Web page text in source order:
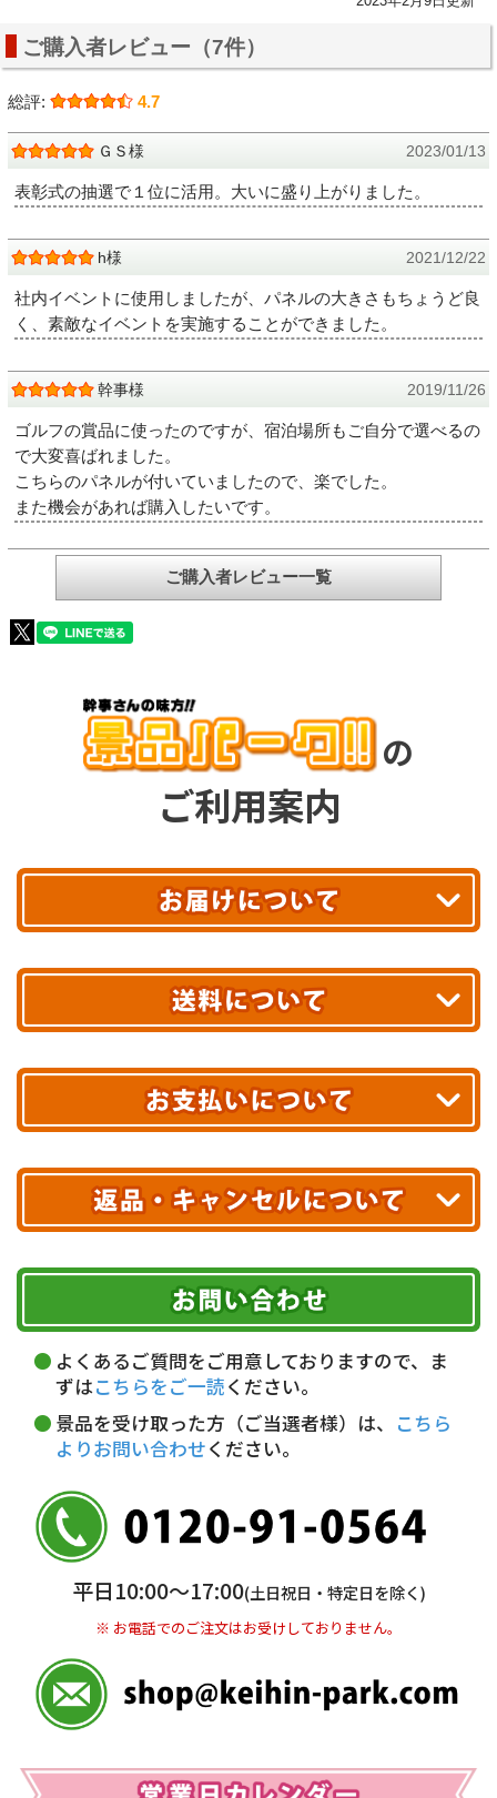
ご購入者レビュー（7件）
総評: 4.7
ＧＳ様 2023/01/13
表彰式の抽選で１位に活用。大いに盛り上がりました。
h様 2021/12/22
社内イベントに使用しましたが、パネルの大きさもちょうど良
く、素敵なイベントを実施することができました。
幹事様 2019/11/26
ゴルフの賞品に使ったのですが、宿泊場所もご自分で選べるの
で大変喜ばれました。
こちらのパネルが付いていましたので、楽でした。
また機会があれば購入したいです。
ご購入者レビュー一覧
の
ご利用案内
最短翌日お届け!
あす着エリアが対象です。
エリアやお届け日の確認はこちら▶
※ 配送業者による配送遅延が生じる可能性がございます。
※ 沖縄・離島はお届けできません。
送料無料!
10,000円未満 全国一律1,100円(税込)
配送業者
ヤマト運輸
お届け可能時間帯
午前中 14～16時
16～18時
18～20時
19～21時 指定なし
クレジットカード
代金引換(現金のみ)
5,000円未満…330円(税込)
銀行振込(前払い)
普通 7263489
＜口座名＞ カ）ディースタイル
※ 振込み手数料お客様ご負担。
期限を含むルール（条件）や、お客様にご負担い
ただく費用がございます。
詳しくはこちら▶
よくあるご質問をご用意しておりますので、ま
ずはこちらをご一読ください。
景品を受け取った方（ご当選者様）は、 こちら
よりお問い合わせください。
平日10:00〜17:00(土日祝日・特定日を除く)
※ お電話でのご注文はお受けしておりません。